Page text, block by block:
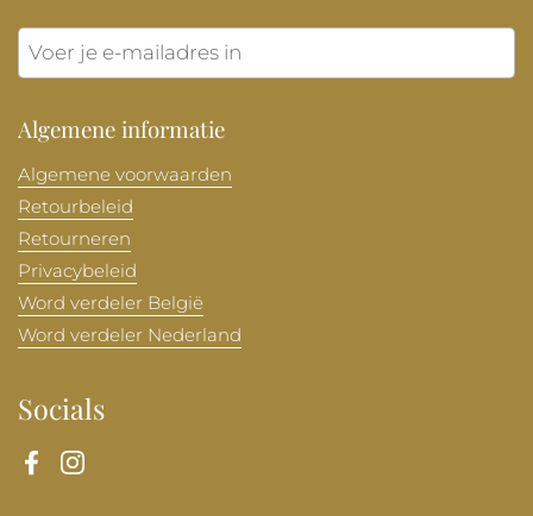
Algemene informatie
Algemene voorwaarden
Retourbeleid
Retourneren
Privacybeleid
Word verdeler België
Word verdeler Nederland
Socials
FacebookInstagram